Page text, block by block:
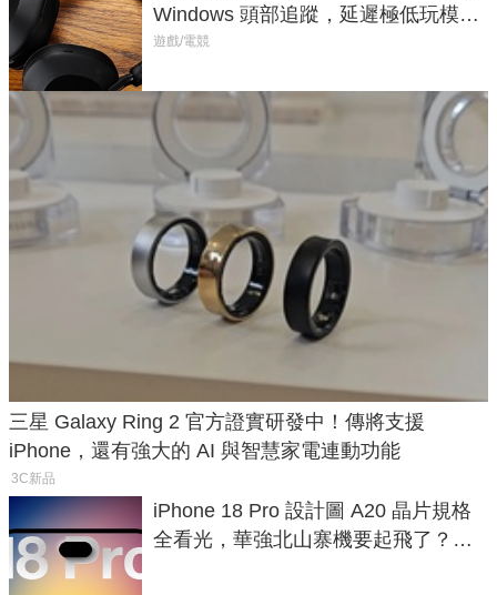
Windows 頭部追蹤，延遲極低玩模擬
飛行超有感
遊戲/電競
三星 Galaxy Ring 2 官方證實研發中！傳將支援
iPhone，還有強大的 AI 與智慧家電連動功能
3C新品
iPhone 18 Pro 設計圖 A20 晶片規格
全看光，華強北山寨機要起飛了？專